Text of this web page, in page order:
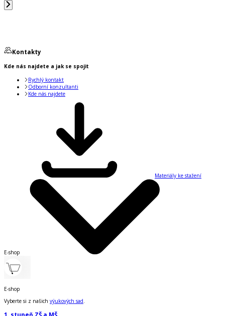
Kontakty
Kde nás najdete a jak se spojit
Rychlý kontakt
Odborní konzultanti
Kde nás najdete
Materiály ke stažení
E-shop
E-shop
Vyberte si z našich výukových sad.
1. stupeň ZŠ a MŠ